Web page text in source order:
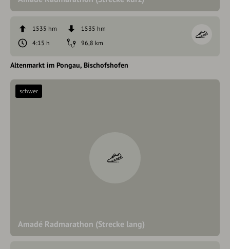
1535 hm
1535 hm
4:15 h
96,8 km
Altenmarkt im Pongau Bischofshofen
Amadé Radmarathon (Strecke lang)
schwer